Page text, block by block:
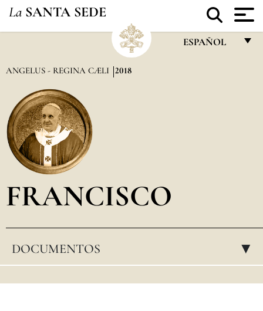
La SANTA SEDE
ESPAÑOL
العربيّة
ANGELUS - REGINA CÆLI 2018
FRANCISCO
DOCUMENTOS ▸